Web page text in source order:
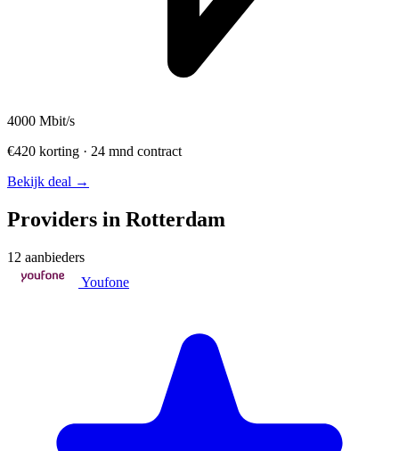
4000 Mbit/s
€420 korting · 24 mnd contract
Bekijk deal →
Providers in Rotterdam
12 aanbieders
Youfone